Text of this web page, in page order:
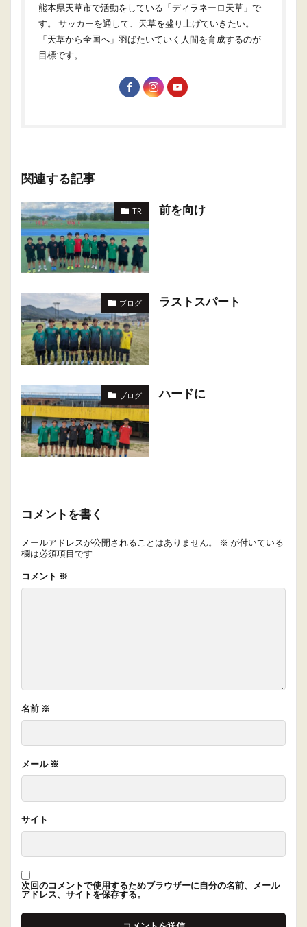
熊本県天草市で活動をしている「ディラネーロ天草」で
す。 サッカーを通して、天草を盛り上げていきたい。
「天草から全国へ」羽ばたいていく人間を育成するのが
目標です。
関連する記事
TR 前を向け
ブログ ラストスパート
ブログ ハードに
コメントを書く
メールアドレスが公開されることはありません。 ※ が付いている
欄は必須項目です
コメント ※
名前 ※
メール ※
サイト
次回のコメントで使用するためブラウザーに自分の名前、メール
アドレス、サイトを保存する。